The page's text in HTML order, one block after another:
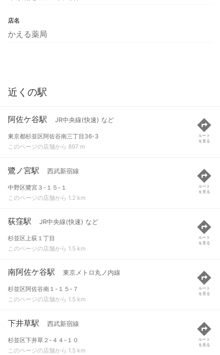
店名
かえる薬局
近くの駅
阿佐ケ谷駅 JR中央線(快速) など
東京都杉並区阿佐谷南三丁目36-3
このページの店舗から 897 m
ルート
を見る
鷺ノ宮駅 西武新宿線
中野区鷺宮３-１５-１
このページの店舗から 1.2 km
ルート
を見る
荻窪駅 JR中央線(快速) など
杉並区上荻１丁目
このページの店舗から 1.5 km
ルート
を見る
南阿佐ケ谷駅 東京メトロ丸ノ内線
杉並区阿佐谷南１-１５-７
このページの店舗から 1.5 km
ルート
を見る
下井草駅 西武新宿線
杉並区下井草２-４４-１０
このページの店舗から 1.5 km
ルート
を見る